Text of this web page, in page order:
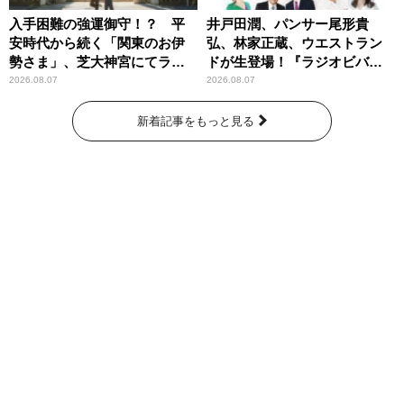
入手困難の強運御守！？ 平
安時代から続く「関東のお伊
勢さま」、芝大神宮にてラン
パンプスが合格祈願！
2026.08.07
井戸田潤、パンサー尾形貴
弘、林家正蔵、ウエストラン
ドが生登場！『ラジオビバリ
ー昼ズ』
2026.08.07
新着記事をもっと見る